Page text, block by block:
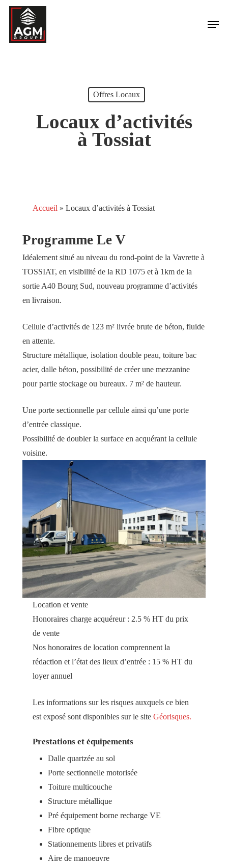
Skip
main
Menu
Offres Locaux
Locaux d’activités
à Tossiat
Accueil » Locaux d’activités à Tossiat
Programme Le V
Idéalement situé au niveau du rond-point de la Vavrette à
TOSSIAT, en visibilité de la RD 1075 et à 1km de la
sortie A40 Bourg Sud, nouveau programme d’activités
en livraison.
Cellule d’activités de 123 m² livrée brute de béton, fluide
en attente.
Structure métallique, isolation double peau, toiture bac
acier, dalle béton, possibilité de créer une mezzanine
pour partie stockage ou bureaux. 7 m² de hauteur.
Une porte sectionnelle par cellule ainsi qu’une porte
d’entrée classique.
Possibilité de doubler la surface en acquérant la cellule
voisine.
Location et vente
Honoraires charge acquéreur : 2.5 % HT du prix
de vente
Nos honoraires de location comprennent la
rédaction et l’état des lieux d’entrée : 15 % HT du
loyer annuel
Les informations sur les risques auxquels ce bien
est exposé sont disponibles sur le site Géorisques.
Prestations et équipements
Dalle quartzée au sol
Porte sectionnelle motorisée
Toiture multicouche
Structure métallique
Pré équipement borne recharge VE
Fibre optique
Stationnements libres et privatifs
Aire de manoeuvre